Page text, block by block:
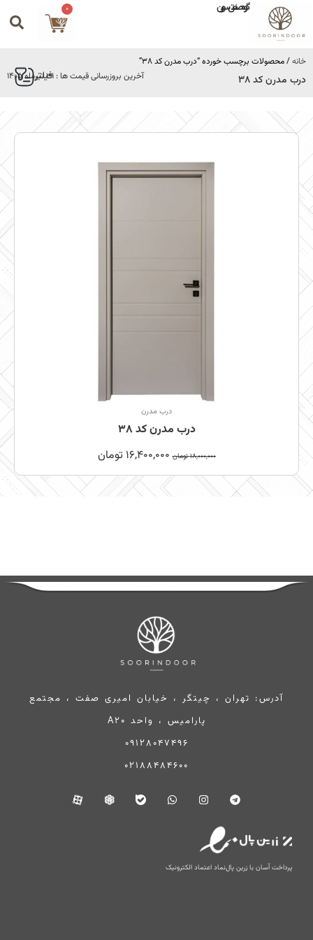
گروه صنعتی سورین 0
خانه/ محصولات برچسب خورده “درب مدرن کد 38”
فیلتر درب مدرن کد 38 آخرین بروزرسانی قیمت ها : 31 تیرماه 1405
درب مدرن
درب مدرن کد 38
18,000,000 تومان 16,400,000 تومان
آدرس: تهران ، چیتگر ، خیابان امیری صفت ، مجتمع
پارامیس ، واحد A20
09128047496
02188484600
پرداخت آسان با زرین پالنماد اعتماد الکترونیک